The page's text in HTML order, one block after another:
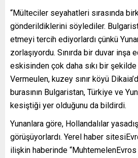
“Mülteciler seyahatleri sırasında
gönderildiklerini söylediler.
etmeyi tercih ediyorlardı çünkü
zorlaşıyordu. Sınırda bir duvar inşa
eskisinden çok daha sıkı bir
Vermeulen, kuzey sınır köyü
burasının Bulgaristan, Türkiye ve
kesiştiği yer olduğunu da bildirdi.
Yunanlara göre, Hollandalılar
görüşüyorlardı. Yerel haber
ilişkin haberinde